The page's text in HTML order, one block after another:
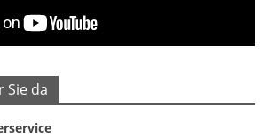
Sie da